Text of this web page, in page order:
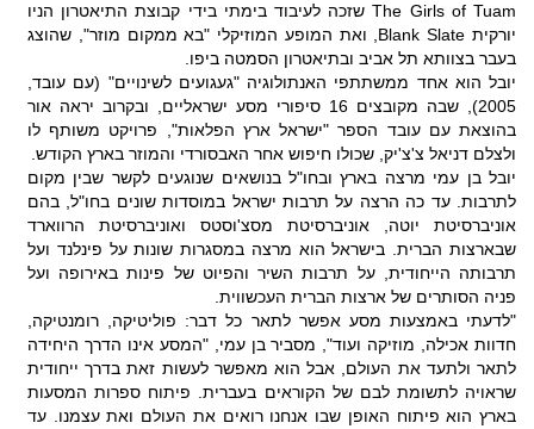
The Girls of Tuam שזכה לעיבוד בימתי בידי קבוצת התיאטרון הניו
יורקית Blank Slate, ואת המופע המוזיקלי "בא ממקום מוזר", שהוצג
בעבר בצוותא תל אביב ובתיאטרון הסמטה ביפו.
יובל הוא אחד ממשתתפי האנתולוגיה "געגועים לשינויים" (עם עובד,
2005), שבה מקובצים 16 סיפורי מסע ישראליים, ובקרוב יראה אור
בהוצאת עם עובד הספר "ישראל ארץ הפלאות", פרויקט משותף לו
ולצלם דניאל צ'צ'יק, שכולו חיפוש אחר האבסורדי והמוזר בארץ הקודש.
יובל בן עמי מרצה בארץ ובחו"ל בנושאים שנוגעים לקשר שבין מקום
לתרבות. עד כה הרצה על תרבות ישראל במוסדות שונים בחו"ל, בהם
אוניברסיטת יוטה, אוניברסיטת מסצ'וסטס ואוניברסיטת הרווארד
שבארצות הברית. בישראל הוא מרצה במסגרות שונות על פינלנד ועל
תרבותה הייחודית, על תרבות השיר והפיוט של פינות באירופה ועל
פניה הסותרים של ארצות הברית העכשווית.
"לדעתי באמצעות מסע אפשר לתאר כל דבר: פוליטיקה, רומנטיקה,
חדוות אכילה, מוזיקה ועוד", מסביר בן עמי, "המסע אינו הדרך היחידה
לתאר ולתעד את העולם, אבל הוא מאפשר לעשות זאת בדרך ייחודית
שראויה לתשומת לבם של הקוראים בעברית. פיתוח ספרות המסעות
בארץ הוא פיתוח האופן שבו אנחנו רואים את העולם ואת עצמנו. עד